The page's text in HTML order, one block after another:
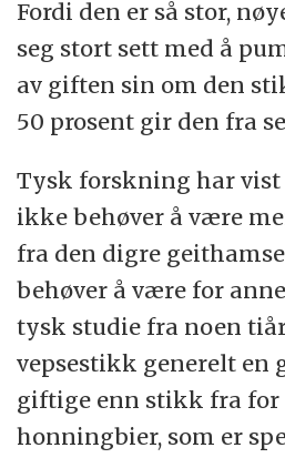
Fordi den er så stor,
seg stort sett med å
av giften sin om den
50 prosent gir den fra
Tysk forskning har vist
ikke behøver å være
fra den digre
behøver å være for
tysk studie fra noen
vepsestikk generelt en
giftige enn stikk fra for
honningbier, som er